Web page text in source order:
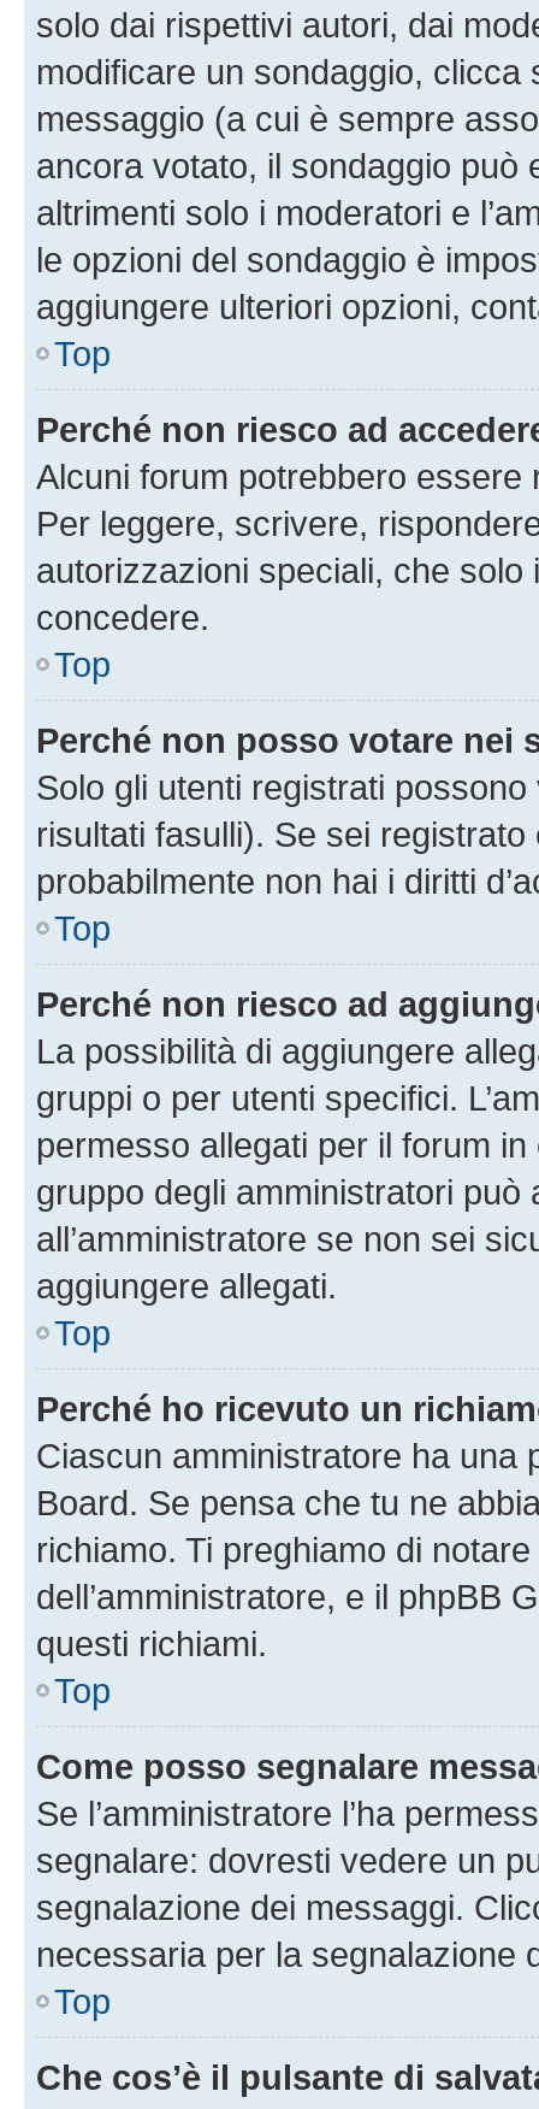
solo dai rispettivi autori, dai
modificare un sondaggio,
messaggio (a cui è sempre
ancora votato, il sondaggio può
altrimenti solo i moderatori e
le opzioni del sondaggio è
aggiungere ulteriori opzioni,
Top
Perché non riesco ad
Alcuni forum potrebbero
Per leggere, scrivere,
autorizzazioni speciali, che solo
concedere.
Top
Perché non posso votare nei
Solo gli utenti registrati
risultati fasulli). Se sei
probabilmente non hai i diritti
Top
Perché non riesco ad
La possibilità di aggiungere
gruppi o per utenti specifici.
permesso allegati per il forum
gruppo degli amministratori può
all’amministratore se non sei
aggiungere allegati.
Top
Perché ho ricevuto un
Ciascun amministratore ha una
Board. Se pensa che tu ne
richiamo. Ti preghiamo di
dell’amministratore, e il phpBB
questi richiami.
Top
Come posso segnalare
Se l’amministratore l’ha
segnalare: dovresti vedere un
segnalazione dei messaggi.
necessaria per la segnalazione
Top
Che cos’è il pulsante di